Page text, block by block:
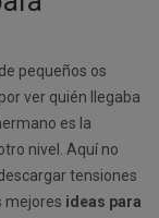
pequeños os
ver quién llegaba
es la
nivel. Aquí no
tensiones
mejores ideas para